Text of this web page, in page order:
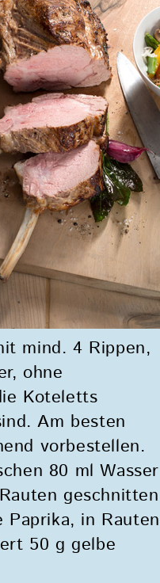
mind. 4 Rippen,
ohne
Koteletts
Am besten
vorbestellen.
80 ml Wasser
geschnitten
in Rauten
50 g gelbe